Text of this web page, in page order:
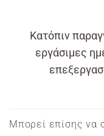
Κατόπιν
εργάσιμες
Μπορεί επίσης να